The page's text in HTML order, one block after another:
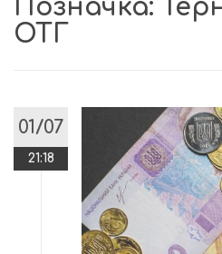
Позначка:
ОТГ
01/07
21:18